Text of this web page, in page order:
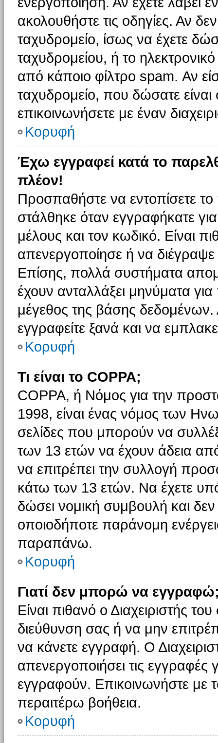
ακολουθήστε τις οδηγίες. Αν
ταχυδρομείο, ίσως να έχετε
ταχυδρομείου, ή το
από κάποιο φίλτρο spam. Αν
ταχυδρομείο, που δώσατε
επικοινωνήσετε με έναν
Κορυφή
Έχω εγγραφεί κατά το
πλέον!
Προσπαθήστε να εντοπίσετε
στάλθηκε όταν εγγραφήκατε
μέλους και τον κωδικό. Είναι
απενεργοποίησε ή να
Επίσης, πολλά συστήματα
έχουν ανταλλάξει μηνύματα
μέγεθος της βάσης
εγγραφείτε ξανά και να
Κορυφή
Τι είναι το COPPA;
COPPA, ή Νόμος για την
1998, είναι ένας νόμος των
σελίδες που μπορούν να
των 13 ετών να έχουν άδεια
να επιτρέπει την συλλογή
κάτω των 13 ετών. Να έχετε
δώσει νομική συμβουλή και δεν
οποιοδήποτε παράνομη
παραπάνω.
Κορυφή
Γιατί δεν μπορώ να
Είναι πιθανό ο Διαχειριστής
διεύθυνση σας ή να μην
να κάνετε εγγραφή. Ο
απενεργοποιήσει τις εγγραφές
εγγραφούν. Επικοινωνήστε με
περαιτέρω βοήθεια.
Κορυφή